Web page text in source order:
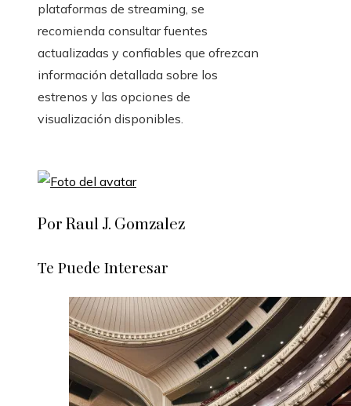
plataformas de streaming, se
recomienda consultar fuentes
actualizadas y confiables que ofrezcan
información detallada sobre los
estrenos y las opciones de
visualización disponibles.
Por Raul J. Gomzalez
Te Puede Interesar